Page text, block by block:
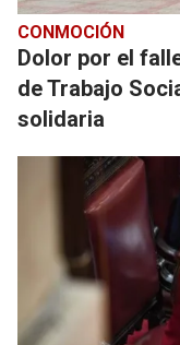
CONMOCIÓN
Dolor por el
de Trabajo
solidaria